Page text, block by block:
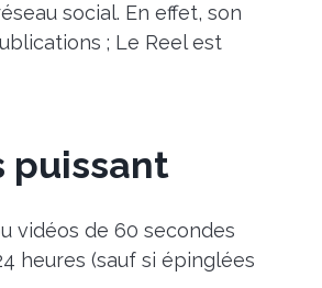
social. En effet, son
; Le Reel est
puissant
vidéos de 60 secondes
heures (sauf si épinglées